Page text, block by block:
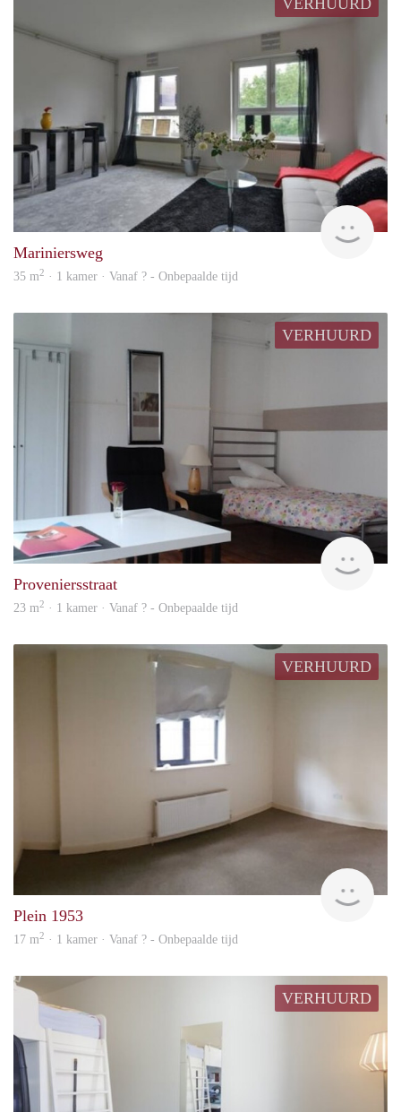
VERHUURD
Mariniersweg
35 m2 · 1 kamer · Vanaf ? - Onbepaalde tijd
VERHUURD
Proveniersstraat
23 m2 · 1 kamer · Vanaf ? - Onbepaalde tijd
VERHUURD
Plein 1953
17 m2 · 1 kamer · Vanaf ? - Onbepaalde tijd
VERHUURD